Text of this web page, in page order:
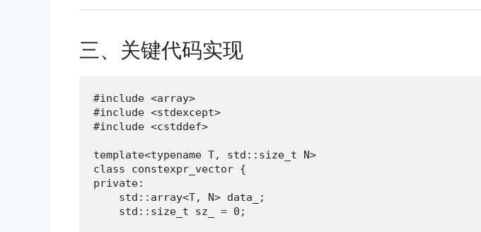
三、关键代码实现
#include <array>
#include <stdexcept>
#include <cstddef>
template<typename T, std::size_t N>
class constexpr_vector {
private:
    std::array<T, N> data_;
    std::size_t sz_ = 0;